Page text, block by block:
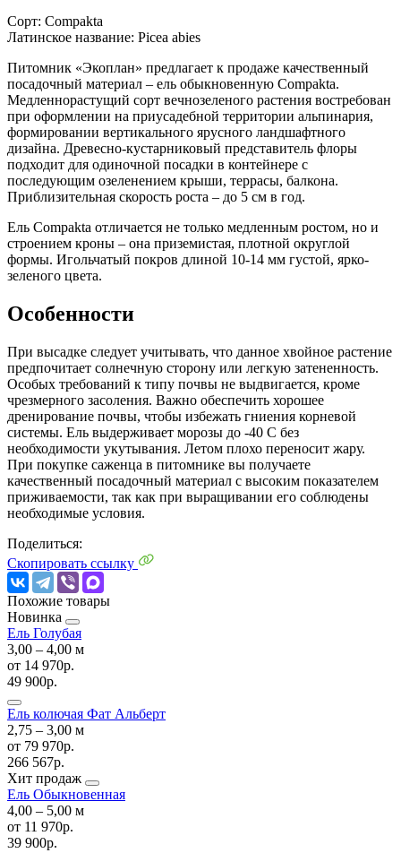
Сорт: Compakta
Латинское название: Picea abies
Питомник «Экоплан» предлагает к продаже качественный
посадочный материал – ель обыкновенную Compakta.
Медленнорастущий сорт вечнозеленого растения востребован
при оформлении на приусадебной территории альпинария,
формировании вертикального ярусного ландшафтного
дизайна. Древесно-кустарниковый представитель флоры
подходит для одиночной посадки в контейнере с
последующим озеленением крыши, террасы, балкона.
Приблизительная скорость роста – до 5 см в год.
Ель Compakta отличается не только медленным ростом, но и
строением кроны – она приземистая, плотной округлой
формы. Игольчатый покров длиной 10-14 мм густой, ярко-
зеленого цвета.
Особенности
При высадке следует учитывать, что данное хвойное растение
предпочитает солнечную сторону или легкую затененность.
Особых требований к типу почвы не выдвигается, кроме
чрезмерного засоления. Важно обеспечить хорошее
дренирование почвы, чтобы избежать гниения корневой
системы. Ель выдерживает морозы до -40 C без
необходимости укутывания. Летом плохо переносит жару.
При покупке саженца в питомнике вы получаете
качественный посадочный материал с высоким показателем
приживаемости, так как при выращивании его соблюдены
необходимые условия.
Поделиться:
Скопировать ссылку
Похожие товары
Новинка
Ель Голубая
3,00 ‒ 4,00 м
от 14 970р.
49 900р.
Ель колючая Фат Альберт
2,75 ‒ 3,00 м
от 79 970р.
266 567р.
Хит продаж
Ель Обыкновенная
4,00 ‒ 5,00 м
от 11 970р.
39 900р.